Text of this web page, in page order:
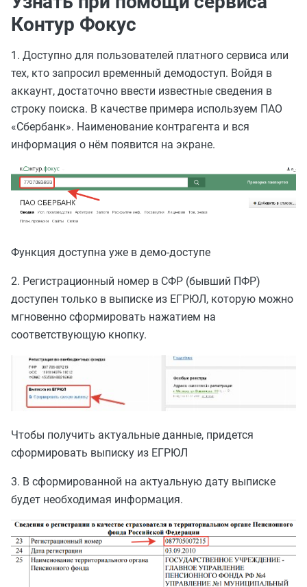
Контур Фокус
1. Доступно для пользователей платного сервиса или
тех, кто запросил временный демодоступ. Войдя в
аккаунт, достаточно ввести известные сведения в
строку поиска. В качестве примера используем ПАО
«Сбербанк». Наименование контрагента и вся
информация о нём появится на экране.
Функция доступна уже в демо-доступе
2. Регистрационный номер в СФР (бывший ПФР)
доступен только в выписке из ЕГРЮЛ, которую можно
мгновенно сформировать нажатием на
соответствующую кнопку.
Чтобы получить актуальные данные, придется
сформировать выписку из ЕГРЮЛ
3. В сформированной на актуальную дату выписке
будет необходимая информация.